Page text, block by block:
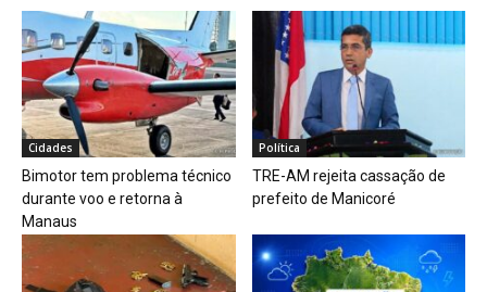
Cidades
Bimotor tem problema técnico
durante voo e retorna à
Manaus
Política
TRE-AM rejeita cassação de
prefeito de Manicoré